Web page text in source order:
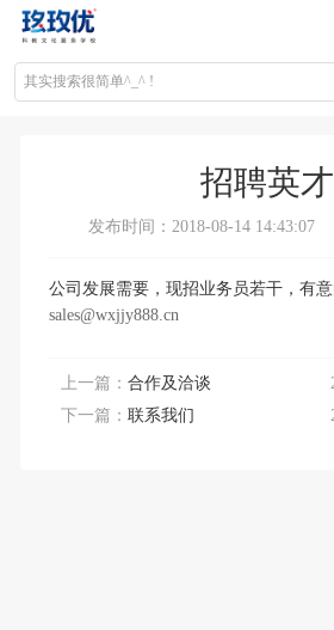
招聘英才
发布时间：2018-08-14 14:43:07
公司发展需要，现招业务员若干，有
sales@wxjjy888.cn
上一篇： 合作及洽谈
下一篇： 联系我们